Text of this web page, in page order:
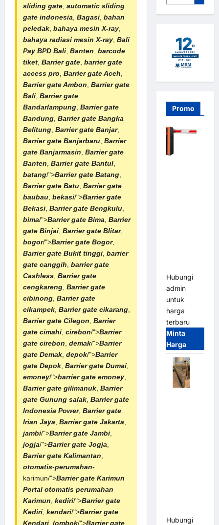
sliding gate, automatic sliding
gate indonesia, Bagasi, bahan
peledak, bahaya mesin X-ray,
bahaya radiasi mesin X-ray, Bali
Pay BPD Bali, Banten, barcode
tiket, Barrier gate, barrier gate
access pro, Barrier gate Aceh,
Barrier gate Ambon, Barrier gate
Bali, Barrier gate
Bandarlampung, Barrier gate
Bandung, Barrier gate Bangka
Belitung, Barrier gate Banjar,
Barrier gate Banjarbaru, Barrier
gate Banjarmasin, Barrier gate
Banten, Barrier gate Bantul,
batang/">Barrier gate Batang,
Barrier gate Batu, Barrier gate
baubau, bekasi/">Barrier gate
Bekasi, Barrier gate Bengkulu,
bima/">Barrier gate Bima, Barrier
gate Binjai, Barrier gate Blitar,
bogor/">Barrier gate Bogor,
Barrier gate Bukit tinggi, barrier
gate canggih, barrier gate
Cashless, Barrier gate
cengkareng, Barrier gate
cibinong, Barrier gate
cikampek, Barrier gate cikarang,
Barrier gate Cilegon, Barrier
gate cimahi, cirebon/">Barrier
gate cirebon, demak/">Barrier
gate Demak, depok/">Barrier
gate Depok, Barrier gate Dumai,
emoney/">barrier gate emoney,
Barrier gate gilimanuk, Barrier
gate Gunung salak, Barrier gate
Indonesia Power, Barrier gate
Irian Jaya, Barrier gate Jakarta,
jambi/">Barrier gate Jambi,
jogja/">Barrier gate Jogja,
Barrier gate Kalimantan,
otomatis-perumahan-
karimun/">Barrier gate Karimun
Portal otomatis perumahan
Karimun, kediri/">Barrier gate
Kediri, kendari/">Barrier gate
Kendari lombok/">Barrier gate
Promo
Hubungi
admin
untuk
harga
terbaru
Minta
Harga
Hubungi